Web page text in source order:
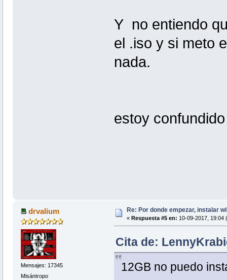
Y no entiendo
el .iso y si meto
nada.
estoy confundido
drvalium
Mensajes: 17345
Misántropo
Re: Por donde empezar, instalar
« Respuesta #5 en: 10-09-2017, 19:04
Cita de:
12GB no puedo